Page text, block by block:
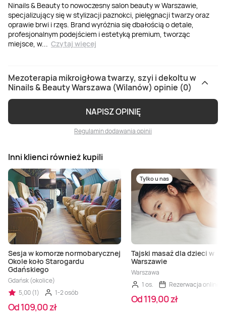
Ninails & Beauty to nowoczesny salon beauty w Warszawie,
specjalizujący się w stylizacji paznokci, pielęgnacji twarzy oraz
oprawie brwi i rzęs. Brand wyróżnia się dbałością o detale,
profesjonalnym podejściem i estetyką premium, tworząc
miejsce, w... Czytaj więcej
Mezoterapia mikroigłowa twarzy, szyi i dekoltu w
Ninails & Beauty Warszawa (Wilanów) opinie (0)
NAPISZ OPINIĘ
Regulamin dodawania opinii
Inni klienci również kupili
Sesja w komorze normobarycznej
Okole koło Starogardu
Gdańskiego
Gdańsk (okolice)
5,00 (1)
1-2 osób
Od 109,00 zł
Tylko u nas
Tajski masaż dla dzieci w
Warszawie
Warszawa
1 os.
Rezerwacja online
Od 119,00 zł